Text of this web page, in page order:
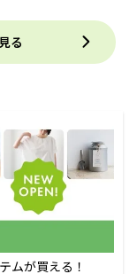
る
ムが買える！